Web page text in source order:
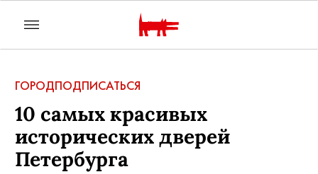
ГОРОДПОДПИСАТЬСЯ
10 самых красивых
исторических дверей
Петербурга